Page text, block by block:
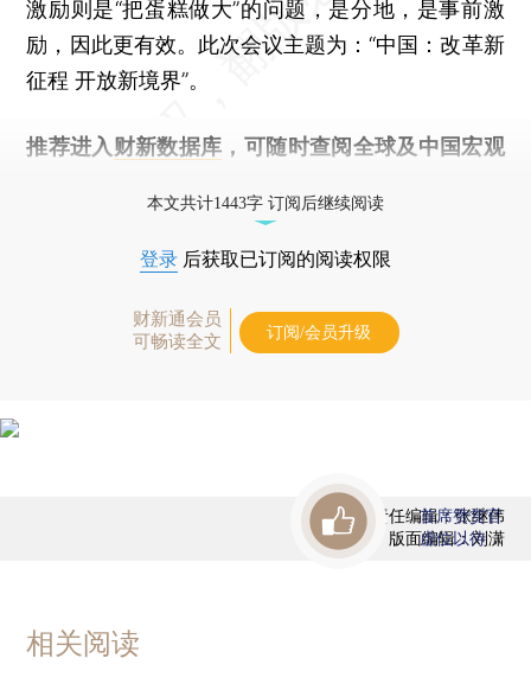
激励则是“把蛋糕做大”的问题，是分地，是事前激
励，因此更有效。此次会议主题为：“中国：改革新
征程 开放新境界”。
推荐进入 财新数据库 ，可随时查阅全球及中国宏观
本文共计1443字 订阅后继续阅读
登录 后获取已订阅的阅读权限
财新通会员
可畅读全文
订阅/会员升级
责任编辑：张继伟
版面编辑：刘潇
首席赞赏官
虚位以待
相关阅读